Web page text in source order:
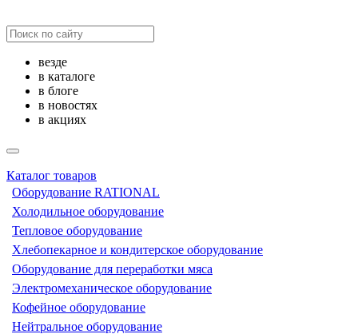
везде
в каталоге
в блоге
в новостях
в акциях
Каталог товаров
Оборудование RATIONAL
Холодильное оборудование
Тепловое оборудование
Хлебопекарное и кондитерское оборудование
Оборудование для переработки мяса
Электромеханическое оборудование
Кофейное оборудование
Нейтральное оборудование